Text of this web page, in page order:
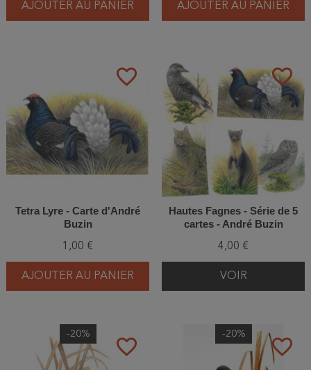
AJOUTER AU PANIER AJOUTER AU PANIER
favorite_border
Tetra Lyre - Carte d'André
Buzin
1,00 €
AJOUTER AU PANIER
favorite_border
Hautes Fagnes - Série de 5
cartes - André Buzin
4,00 €
VOIR
favorite_border
-20%
favorite_border
-20%